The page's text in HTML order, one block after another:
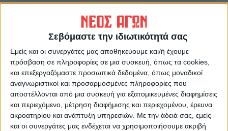
Σεβόμαστε την ιδιωτικότητά σας
Εμείς και οι συνεργάτες μας αποθηκεύουμε και/ή έχουμε
πρόσβαση σε πληροφορίες σε μια συσκευή, όπως τα cookies,
και επεξεργαζόμαστε προσωπικά δεδομένα, όπως μοναδικοί
αναγνωριστικοί και προσαρμοσμένες πληροφορίες που
αποστέλλονται από μια συσκευή για εξατομικευμένες διαφημίσεις
και περιεχόμενο, μέτρηση διαφήμισης και περιεχομένου, έρευνα
ακροατηρίου και ανάπτυξη υπηρεσιών. Με την άδειά σας, εμείς
και οι συνεργάτες μας ενδέχεται να χρησιμοποιήσουμε ακριβή
ΠΡΟΗΓΟΥΜΕΝΟ ΑΡΘΡΟ
Φτιαγμένοι από... κρίσεις!
Γκολ στα... ερτζιανά
29/9/2022